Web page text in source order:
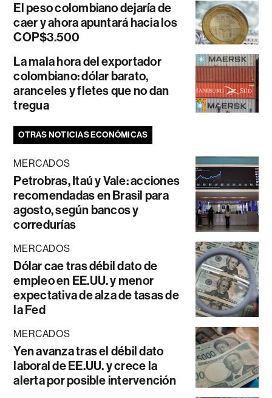
El peso colombiano dejaría de
caer y ahora apuntará hacia los
COP$3.500
La mala hora del exportador
colombiano: dólar barato,
aranceles y fletes que no dan
tregua
OTRAS NOTICIAS ECONÓMICAS
MERCADOS
Petrobras, Itaú y Vale: acciones
recomendadas en Brasil para
agosto, según bancos y
corredurías
MERCADOS
Dólar cae tras débil dato de
empleo en EE.UU. y menor
expectativa de alza de tasas de
la Fed
MERCADOS
Yen avanza tras el débil dato
laboral de EE.UU. y crece la
alerta por posible intervención